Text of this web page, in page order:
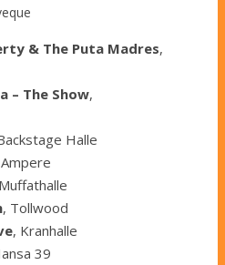
& The Puta Madres,
– The Show,
Halle
, Tollwood
, Kranhalle
39